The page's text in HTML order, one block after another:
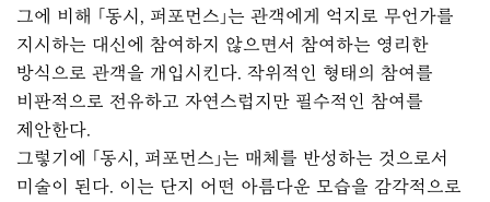
그에 비해 「동시, 퍼포먼스」는 관객에게 억지로 무언가를
지시하는 대신에 참여하지 않으면서 참여하는 영리한
방식으로 관객을 개입시킨다. 작위적인 형태의 참여를
비판적으로 전유하고 자연스럽지만 필수적인 참여를
제안한다.
그렇기에 「동시, 퍼포먼스」는 매체를 반성하는 것으로서
미술이 된다. 이는 단지 어떤 아름다운 모습을 감각적으로